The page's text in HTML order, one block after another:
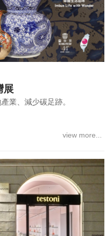
展
業、減少碳足跡。
view more...
a forest for the
deep for